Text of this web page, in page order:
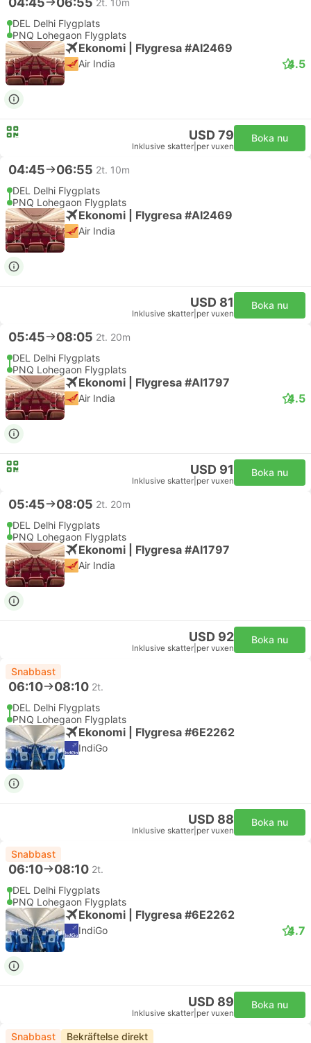
DEL Delhi Flygplats
PNQ Lohegaon Flygplats
Ekonomi | Flygresa #AI2469
Air India 4.5
USD 79
Inklusive skatter per vuxen
Boka nu
04:45 06:55 2t. 10m
DEL Delhi Flygplats
PNQ Lohegaon Flygplats
Ekonomi | Flygresa #AI2469
Air India
USD 81
Inklusive skatter per vuxen
Boka nu
05:45 08:05 2t. 20m
DEL Delhi Flygplats
PNQ Lohegaon Flygplats
Ekonomi | Flygresa #AI1797
Air India 4.5
USD 91
Inklusive skatter per vuxen
Boka nu
05:45 08:05 2t. 20m
DEL Delhi Flygplats
PNQ Lohegaon Flygplats
Ekonomi | Flygresa #AI1797
Air India
USD 92
Inklusive skatter per vuxen
Boka nu
Snabbast
06:10 08:10 2t.
DEL Delhi Flygplats
PNQ Lohegaon Flygplats
Ekonomi | Flygresa #6E2262
IndiGo
USD 88
Inklusive skatter per vuxen
Boka nu
Snabbast
06:10 08:10 2t.
DEL Delhi Flygplats
PNQ Lohegaon Flygplats
Ekonomi | Flygresa #6E2262
IndiGo 4.7
USD 89
Inklusive skatter per vuxen
Boka nu
Snabbast Bekräftelse direkt